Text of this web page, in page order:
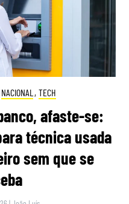
NACIONAL , TECH
afaste-se:
técnica usada
sem que se